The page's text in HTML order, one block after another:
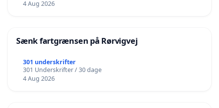
4 Aug 2026
Sænk fartgrænsen på Rørvigvej
301 underskrifter
301 Underskrifter / 30 dage
4 Aug 2026